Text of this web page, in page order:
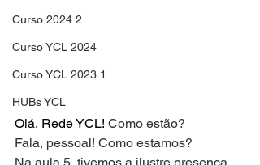
Curso 2024.2
Curso YCL 2024
Curso YCL 2023.1
HUBs YCL
Olá, Rede YCL! Como estão?
Fala, pessoal! Como estamos?